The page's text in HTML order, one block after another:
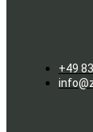
+49